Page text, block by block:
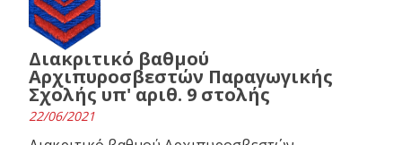
Διακριτικό βαθμού
Αρχιπυροσβεστών Παραγωγικής
Σχολής υπ' αριθ. 9 στολής
22/06/2021